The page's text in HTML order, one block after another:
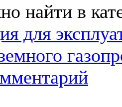
найти в
для